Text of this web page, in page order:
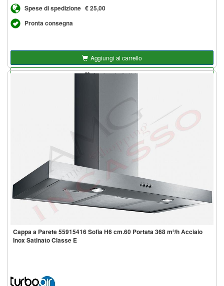
Spese di spedizione € 25,00
Pronta consegna
Aggiungi al carrello
Aggiungi alla lista
Cappa a Parete 55915416 Sofia H6 cm.60 Portata 368 m³/h Acciaio
Inox Satinato Classe E